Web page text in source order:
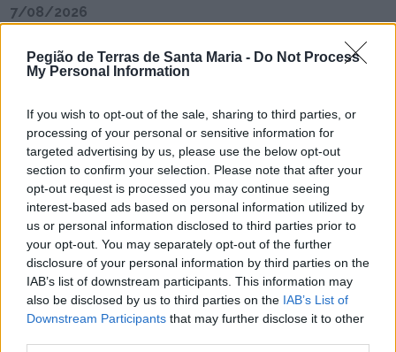
Pegião de Terras de Santa Maria - Do Not Process
My Personal Information
If you wish to opt-out of the sale, sharing to third parties, or
processing of your personal or sensitive information for
targeted advertising by us, please use the below opt-out
section to confirm your selection. Please note that after your
opt-out request is processed you may continue seeing
interest-based ads based on personal information utilized by
us or personal information disclosed to third parties prior to
your opt-out. You may separately opt-out of the further
disclosure of your personal information by third parties on the
IAB’s list of downstream participants. This information may
also be disclosed by us to third parties on the IAB’s List of
Downstream Participants that may further disclose it to other
7/08/2026